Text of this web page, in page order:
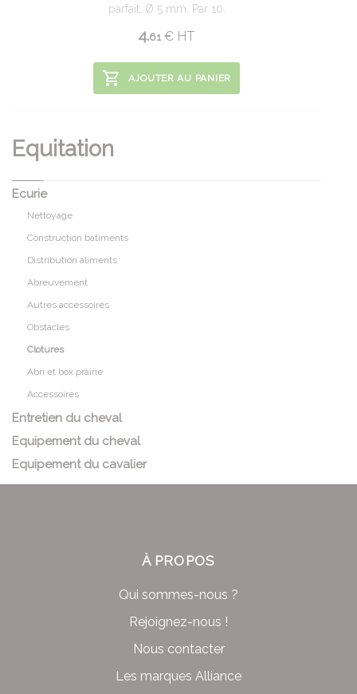
parfait. Ø 5 mm. Par 10.
4.61 € HT
AJOUTER AU PANIER
Equitation
Ecurie
Nettoyage
Construction batiments
Distribution aliments
Abreuvement
Autres accessoires
Obstacles
Clotures
Abri et box prairie
Accessoires
Entretien du cheval
Equipement du cheval
Equipement du cavalier
À PROPOS
Qui sommes-nous ?
Rejoignez-nous !
Nous contacter
Les marques Alliance